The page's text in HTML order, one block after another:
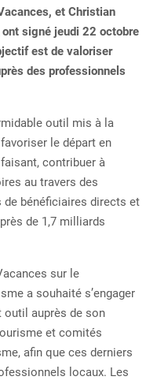
et Christian
ont signé jeudi 22 octobre
est de valoriser
des professionnels
outil mis à la
le départ en
contribuer à
au travers des
bénéficiaires directs et
de 1,7 milliards
sur le
a souhaité s’engager
outil auprès de son
et comités
afin que ces derniers
locaux. Les